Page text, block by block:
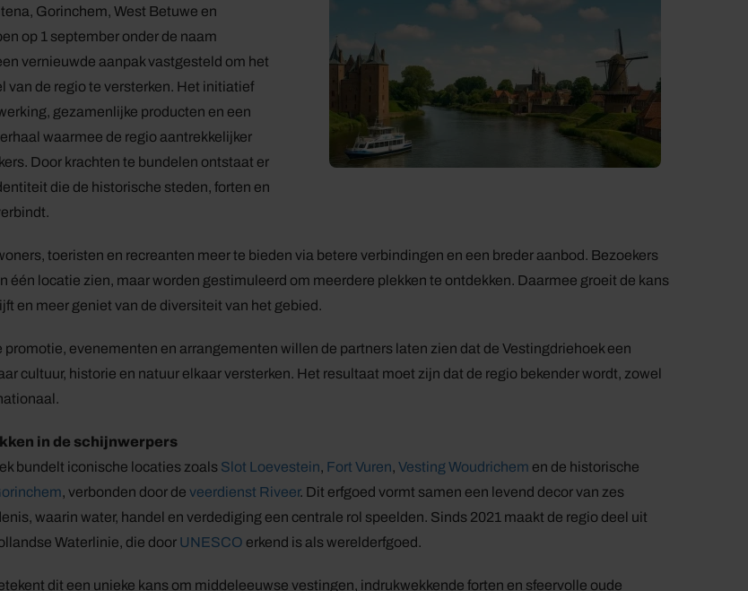
Gorinchem, West Betuwe en
op 1 september onder de naam
vernieuwde aanpak vastgesteld om het
van de regio te versterken. Het initiatief
gezamenlijke producten en een
waarmee de regio aantrekkelijker
Door krachten te bundelen ontstaat er
die de historische steden, forten en
toeristen en recreanten meer te bieden via betere verbindingen en een breder aanbod. Bezoekers
één locatie zien, maar worden gestimuleerd om meerdere plekken te ontdekken. Daarmee groeit de kans
en meer geniet van de diversiteit van het gebied.
evenementen en arrangementen willen de partners laten zien dat de Vestingdriehoek een
cultuur, historie en natuur elkaar versterken. Het resultaat moet zijn dat de regio bekender wordt, zowel
in de schijnwerpers
bundelt iconische locaties zoals Slot Loevestein, Fort Vuren, Vesting Woudrichem en de historische
, verbonden door de veerdienst Riveer. Dit erfgoed vormt samen een levend decor van zes
waarin water, handel en verdediging een centrale rol speelden. Sinds 2021 maakt de regio deel uit
Waterlinie, die door UNESCO erkend is als werelderfgoed.
dit een unieke kans om middeleeuwse vestingen, indrukwekkende forten en sfeervolle oude